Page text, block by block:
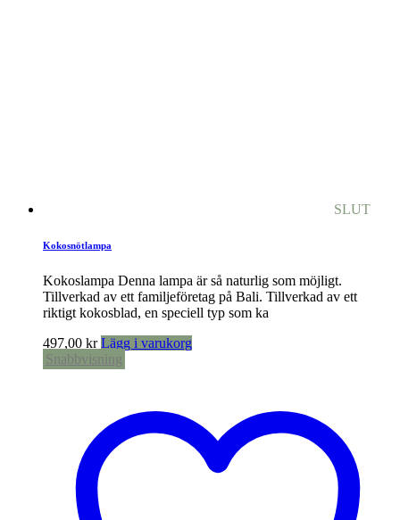
SLUT
Kokosnötlampa
Kokoslampa Denna lampa är så naturlig som möjligt.
Tillverkad av ett familjeföretag på Bali. Tillverkad av ett
riktigt kokosblad, en speciell typ som ka
497,00 kr Lägg i varukorg
Snabbvisning